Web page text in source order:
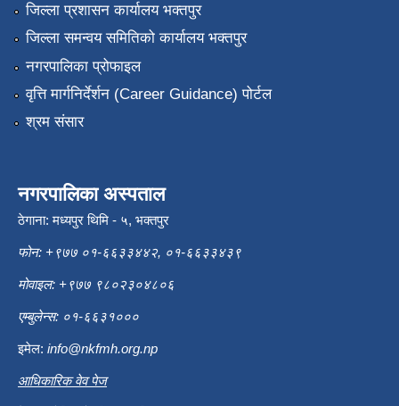
जिल्ला प्रशासन कार्यालय भक्तपुर
जिल्ला समन्वय समितिको कार्यालय भक्तपुर
नगरपालिका प्रोफाइल
वृत्ति मार्गनिर्देर्शन (Career Guidance) पोर्टल
श्रम संसार
नगरपालिका अस्पताल
ठेगाना: मध्यपुर थिमि - ५, भक्तपुर
फोन: +९७७ ०१-६६३३४४२, ०१-६६३३४३९
मोवाइल: +९७७ ९८०२३०४८०६
एम्बुलेन्स: ०१-६६३१०००
इमेल: info@nkfmh.org.np
आधिकारिक वेव पेज